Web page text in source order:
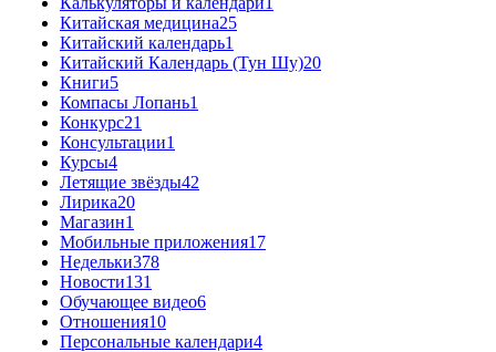
Китайская медицина25
Китайский календарь1
Китайский Календарь (Тун Шу)20
Книги5
Компасы Лопань1
Конкурс21
Консультации1
Курсы4
Летящие звёзды42
Лирика20
Магазин1
Мобильные приложения17
Недельки378
Новости131
Обучающее видео6
Отношения10
Персональные календари4